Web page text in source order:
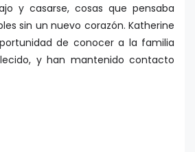
y casarse, cosas que pensaba
sin un nuevo corazón. Katherine
de conocer a la familia
y han mantenido contacto